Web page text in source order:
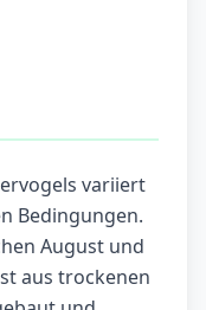
variiert
Bedingungen.
August und
aus trockenen